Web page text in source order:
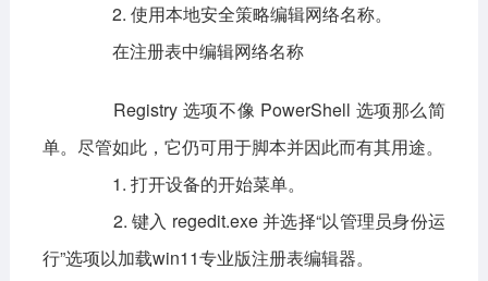
2. 使用本地安全策略编辑网络名称。
在注册表中编辑网络名称
Registry 选项不像 PowerShell 选项那么简
单。尽管如此，它仍可用于脚本并因此而有其用途。
1. 打开设备的开始菜单。
2. 键入 regedit.exe 并选择“以管理员身份运
行”选项以加载win11专业版注册表编辑器。